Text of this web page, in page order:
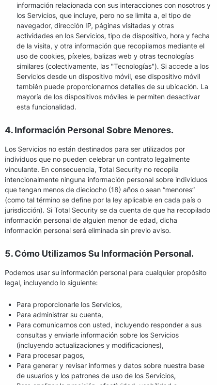
información relacionada con sus interacciones con nosotros y
los Servicios, que incluye, pero no se limita a, el tipo de
navegador, dirección IP, páginas visitadas y otras
actividades en los Servicios, tipo de dispositivo, hora y fecha
de la visita, y otra información que recopilamos mediante el
uso de cookies, píxeles, balizas web y otras tecnologías
similares (colectivamente, las "Tecnologías"). Si accede a los
Servicios desde un dispositivo móvil, ese dispositivo móvil
también puede proporcionarnos detalles de su ubicación. La
mayoría de los dispositivos móviles le permiten desactivar
esta funcionalidad.
4. Información Personal Sobre Menores.
Los Servicios no están destinados para ser utilizados por
individuos que no pueden celebrar un contrato legalmente
vinculante. En consecuencia, Total Security no recopila
intencionalmente ninguna información personal sobre individuos
que tengan menos de dieciocho (18) años o sean “menores”
(como tal término se define por la ley aplicable en cada país o
jurisdicción). Si Total Security se da cuenta de que ha recopilado
información personal de alguien menor de edad, dicha
información personal será eliminada sin previo aviso.
5. Cómo Utilizamos Su Información Personal.
Podemos usar su información personal para cualquier propósito
legal, incluyendo lo siguiente:
Para proporcionarle los Servicios,
Para administrar su cuenta,
Para comunicarnos con usted, incluyendo responder a sus
consultas y enviarle información sobre los Servicios
(incluyendo actualizaciones y modificaciones),
Para procesar pagos,
Para generar y revisar informes y datos sobre nuestra base
de usuarios y los patrones de uso de los Servicios,